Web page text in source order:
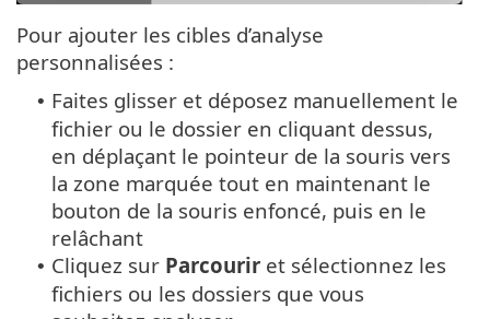
Pour ajouter les cibles d’analyse
personnalisées :
• Faites glisser et déposez manuellement le
fichier ou le dossier en cliquant dessus,
en déplaçant le pointeur de la souris vers
la zone marquée tout en maintenant le
bouton de la souris enfoncé, puis en le
relâchant
• Cliquez sur Parcourir et sélectionnez les
fichiers ou les dossiers que vous